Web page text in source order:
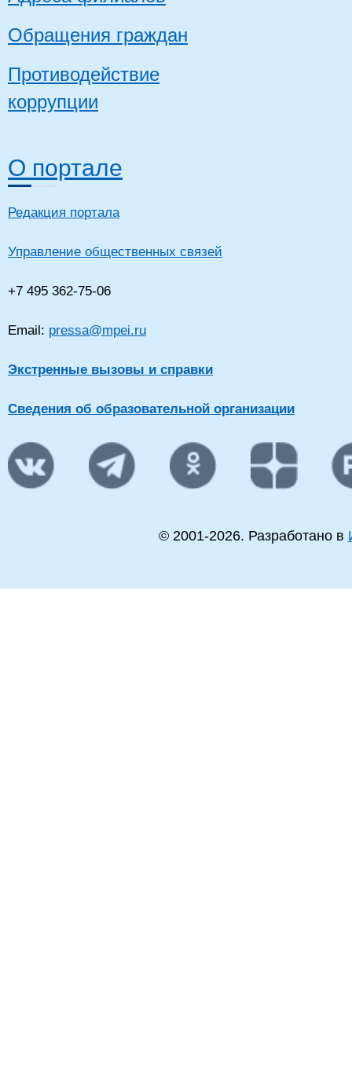
Обращения граждан
Противодействие
коррупции
О портале
Редакция портала
Управление общественных связей
+7 495 362-75-06
Email: pressa@mpei.ru
Экстренные вызовы и справки
Сведения об образовательной организации
© 2001-2026. Разработано в